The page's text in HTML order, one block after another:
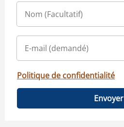
Politique de confidentialité
Envoyer